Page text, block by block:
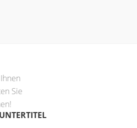
Sie